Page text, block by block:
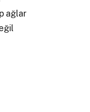
ağlar